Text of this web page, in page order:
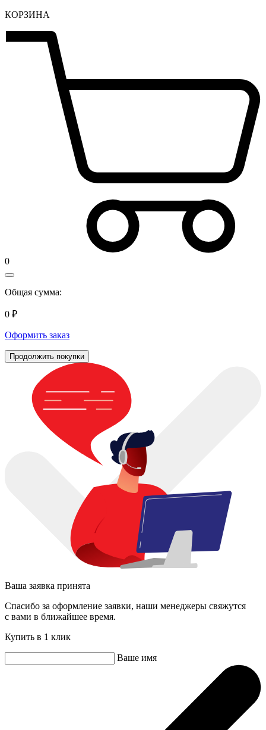
КОРЗИНА
0
Общая сумма:
0 ₽
Оформить заказ
Продолжить покупки
Ваша заявка принята
Спасибо за оформление заявки, наши менеджеры свяжутся
с вами в ближайшее время.
Купить в 1 клик
Ваше имя